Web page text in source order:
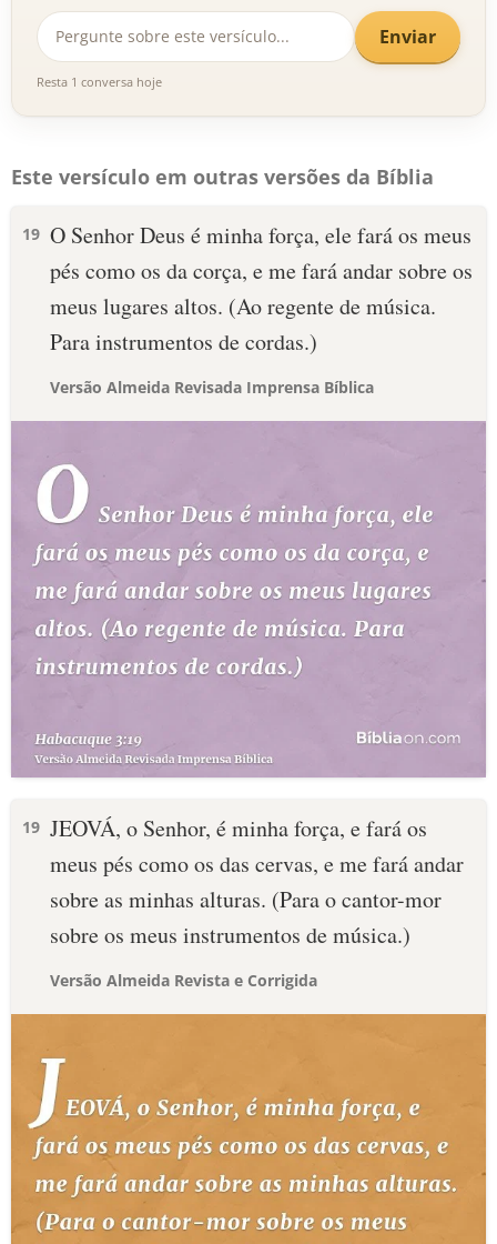
Enviar
Resta 1 conversa hoje
Este versículo em outras versões da Bíblia
19 O Senhor Deus é minha força, ele fará os meus
pés como os da corça, e me fará andar sobre os
meus lugares altos. (Ao regente de música.
Para instrumentos de cordas.)
Versão Almeida Revisada Imprensa Bíblica
19 JEOVÁ, o Senhor, é minha força, e fará os
meus pés como os das cervas, e me fará andar
sobre as minhas alturas. (Para o cantor-mor
sobre os meus instrumentos de música.)
Versão Almeida Revista e Corrigida